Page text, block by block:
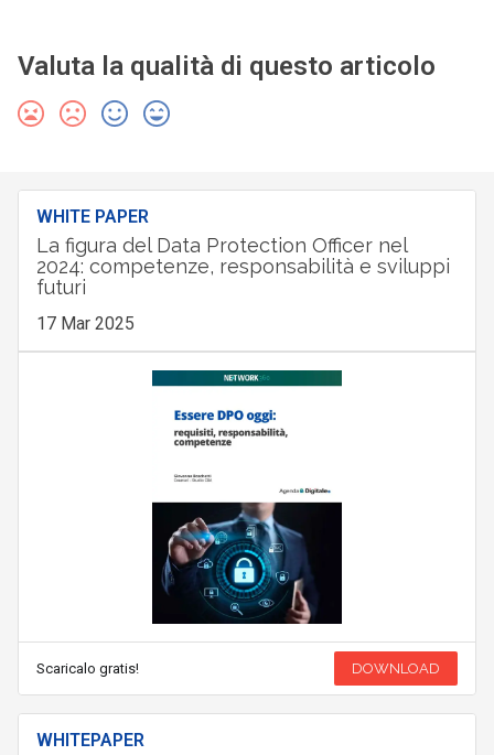
Valuta la qualità di questo articolo
WHITE PAPER
La figura del Data Protection Officer nel
2024: competenze, responsabilità e sviluppi
futuri
17 Mar 2025
Scaricalo gratis! DOWNLOAD
WHITEPAPER